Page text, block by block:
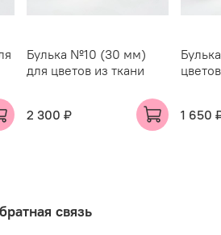
Булька №10 (30 мм)
для цветов из ткани
2 300 ₽ 1 650
связь